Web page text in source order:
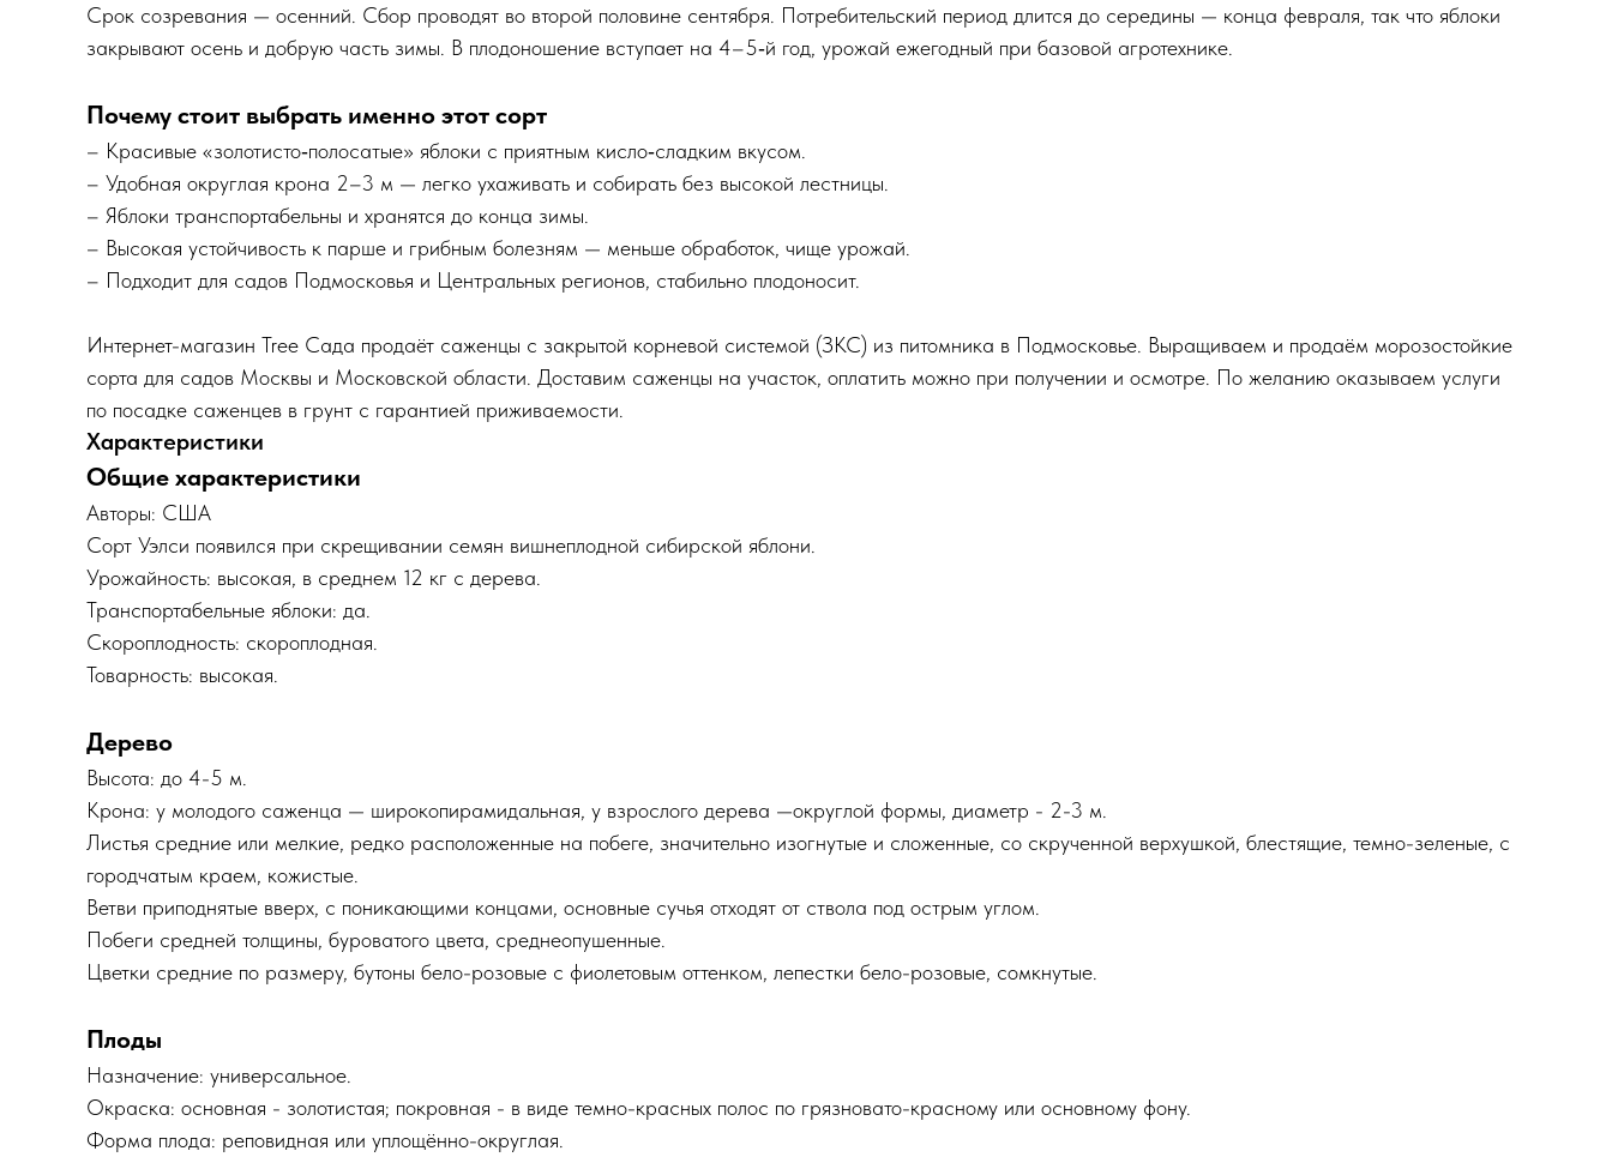
Срок созревания — осенний. Сбор проводят во второй половине сентября. Потребительский период длится до середины — конца февраля, так что яблоки
закрывают осень и добрую часть зимы. В плодоношение вступает на 4–5‑й год, урожай ежегодный при базовой агротехнике.
Почему стоит выбрать именно этот сорт
– Красивые «золотисто‑полосатые» яблоки с приятным кисло‑сладким вкусом.
– Удобная округлая крона 2–3 м — легко ухаживать и собирать без высокой лестницы.
– Яблоки транспортабельны и хранятся до конца зимы.
– Высокая устойчивость к парше и грибным болезням — меньше обработок, чище урожай.
– Подходит для садов Подмосковья и Центральных регионов, стабильно плодоносит.
Интернет-магазин Tree Сада продаёт саженцы с закрытой корневой системой (ЗКС) из питомника в Подмосковье. Выращиваем и продаём морозостойкие
сорта для садов Москвы и Московской области. Доставим саженцы на участок, оплатить можно при получении и осмотре. По желанию оказываем услуги
по посадке саженцев в грунт с гарантией приживаемости.
Характеристики
Общие характеристики
Авторы: США
Сорт Уэлси появился при скрещивании семян вишнеплодной сибирской яблони.
Урожайность: высокая, в среднем 12 кг с дерева.
Транспортабельные яблоки: да.
Скороплодность: скороплодная.
Товарность: высокая.
Дерево
Высота: до 4-5 м.
Крона: у молодого саженца — широкопирамидальная, у взрослого дерева —округлой формы, диаметр - 2-3 м.
Листья средние или мелкие, редко расположенные на побеге, значительно изогнутые и сложенные, со скрученной верхушкой, блестящие, темно-зеленые, с
городчатым краем, кожистые.
Ветви приподнятые вверх, с поникающими концами, основные сучья отходят от ствола под острым углом.
Побеги средней толщины, буроватого цвета, среднеопушенные.
Цветки средние по размеру, бутоны бело-розовые с фиолетовым оттенком, лепестки бело-розовые, сомкнутые.
Плоды
Назначение: универсальное.
Окраска: основная - золотистая; покровная - в виде темно-красных полос по грязновато-красному или основному фону.
Форма плода: реповидная или уплощённо-округлая.